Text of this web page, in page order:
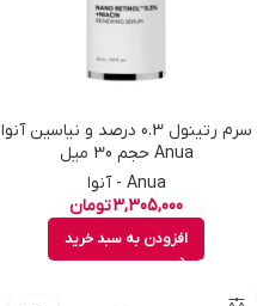
سرم رتینول 0.3 درصد و نیاسین آنوا
Anua حجم 30 میل
Anua - آنوا
3,305,000تومان
افزودن به سبد خرید